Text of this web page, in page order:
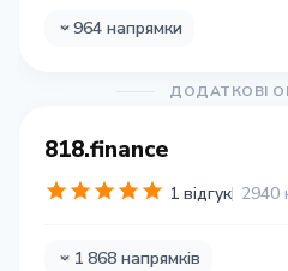
964 напрямки
ДОДАТКОВІ
818.finance
1 відгук 2940
1 868 напрямків